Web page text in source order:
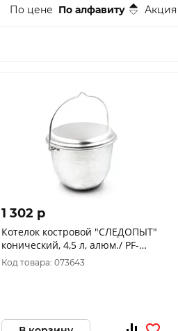
По цене По алфавиту Акция
1 302 p
Котелок костровой "СЛЕДОПЫТ"
конический, 4,5 л, алюм./ PF-
CWS-P97
Код товара: 073643